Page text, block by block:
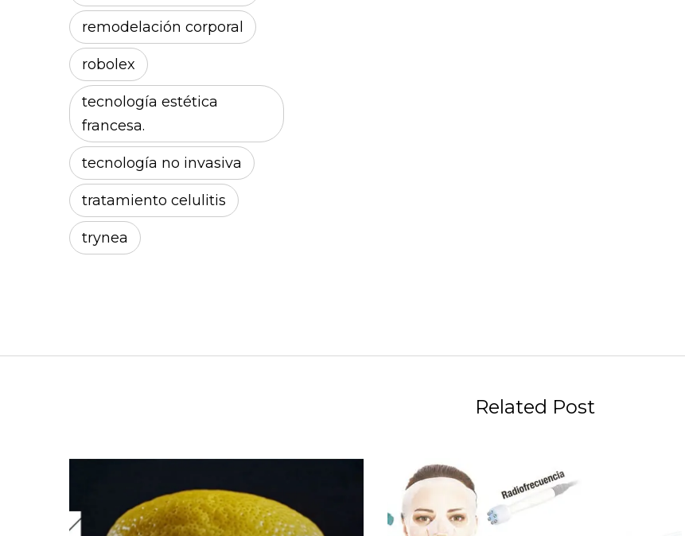
remodelación corporal
robolex
tecnología estética
francesa.
tecnología no invasiva
tratamiento celulitis
trynea
Related Post